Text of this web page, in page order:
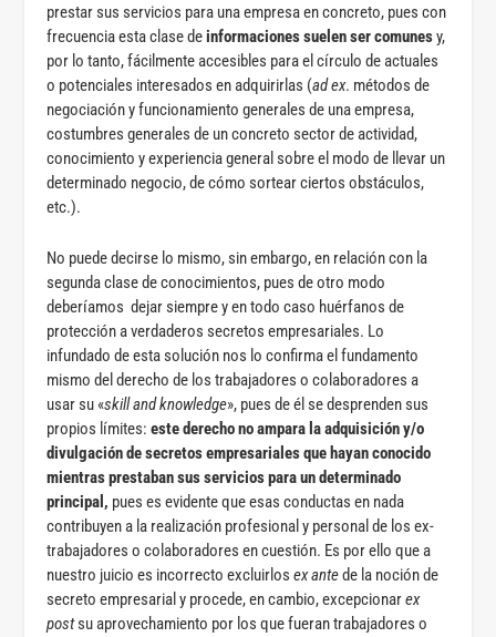
prestar sus servicios para una empresa en concreto, pues con
frecuencia esta clase deinformaciones suelen ser comunesy,
por lo tanto, fácilmente accesibles para el círculo de actuales
o potenciales interesados en adquirirlas (ad ex. métodos de
negociación y funcionamiento generales de una empresa,
costumbres generales de un concreto sector de actividad,
conocimiento y experiencia general sobre el modo de llevar un
determinado negocio, de cómo sortear ciertos obstáculos,
etc.).
No puede decirse lo mismo, sin embargo, en relación con la
segunda clase de conocimientos, pues de otro modo
deberíamos dejar siempre y en todo caso huérfanos de
protección a verdaderos secretos empresariales. Lo
infundado de esta solución nos lo confirma el fundamento
mismo del derecho de los trabajadores o colaboradores a
usar su «skill and knowledge», pues de él se desprenden sus
propios límites:este derecho no ampara la adquisición y/o
divulgación de secretos empresariales que hayan conocido
mientras prestaban sus servicios para un determinado
principal, pues es evidente que esas conductas en nada
contribuyen a la realización profesional y personal de los ex-
trabajadores o colaboradores en cuestión. Es por ello que a
nuestro juicio es incorrecto excluirlosex antede la noción de
secreto empresarial y procede, en cambio, excepcionarex
postsu aprovechamiento por los que fueran trabajadores o